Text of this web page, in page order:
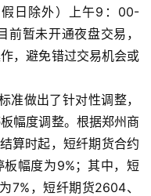
日除外）上午9：00-
暂未开通夜盘交易，
，避免错过交易机会或
做出了针对性调整，
幅度调整。根据郑州商
算时起，短纤期货合约
幅度为9%；其中，短
7%，短纤期货2604、